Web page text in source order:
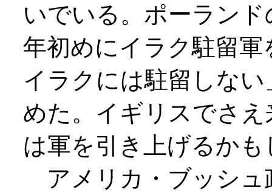
いでいる。ポーラン
年初めにイラク駐留
イラクには駐留しな
めた。イギリスでさ
は軍を引き上げるか
アメリカ・ブッシュ